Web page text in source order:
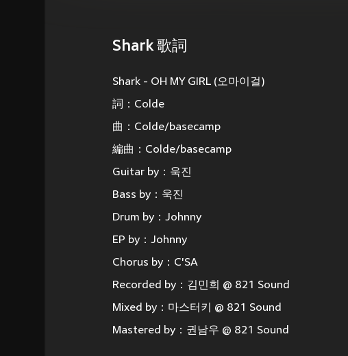
Shark 歌詞
Shark - OH MY GIRL (오마이걸)
詞：Colde
曲：Colde/basecamp
編曲：Colde/basecamp
Guitar by：욱진
Bass by：욱진
Drum by：Johnny
EP by：Johnny
Chorus by：C'SA
Recorded by：김민희 @ 821 Sound
Mixed by：마스터키 @ 821 Sound
Mastered by：권남우 @ 821 Sound